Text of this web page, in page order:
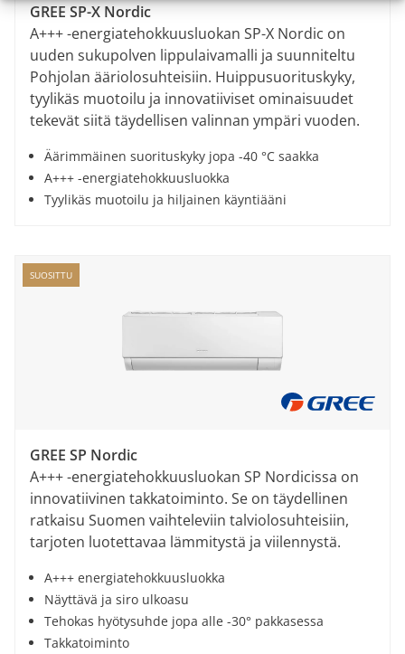
GREE SP-X Nordic
A+++ -energiatehokkuusluokan SP-X Nordic on
uuden sukupolven lippulaivamalli ja suunniteltu
Pohjolan ääriolosuhteisiin. Huippusuorituskyky,
tyylikäs muotoilu ja innovatiiviset ominaisuudet
tekevät siitä täydellisen valinnan ympäri vuoden.
Äärimmäinen suorituskyky jopa -40 °C saakka
A+++ -energiatehokkuusluokka
Tyylikäs muotoilu ja hiljainen käyntiääni
SUOSITTU
GREE SP Nordic
A+++ -energiatehokkuusluokan SP Nordicissa on
innovatiivinen takkatoiminto. Se on täydellinen
ratkaisu Suomen vaihteleviin talviolosuhteisiin,
tarjoten luotettavaa lämmitystä ja viilennystä.
A+++ energiatehokkuusluokka
Näyttävä ja siro ulkoasu
Tehokas hyötysuhde jopa alle -30° pakkasessa
Takkatoiminto